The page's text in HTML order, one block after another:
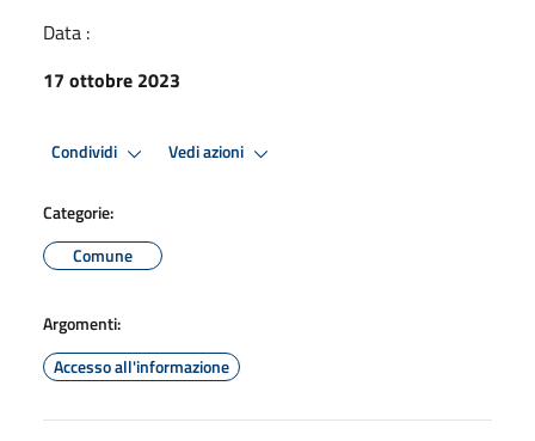
Data :
17 ottobre 2023
Condividi Vedi azioni
Categorie:
Comune
Argomenti:
Accesso all'informazione